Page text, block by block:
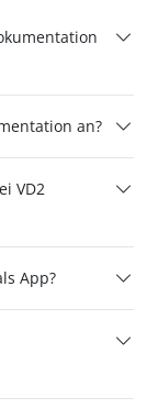
an?
VD2
App?